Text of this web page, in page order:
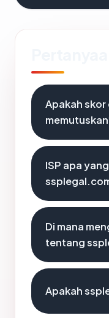
Apakah
ISP apa
Di mana
tentang
Apakah